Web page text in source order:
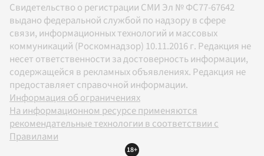
Свидетельство о регистрации СМИ Эл № ФС77-67642
выдано федеральной службой по надзору в сфере
связи, информационных технологий и массовых
коммуникаций (Роскомнадзор) 10.11.2016 г. Редакция не
несет ответственности за достоверность информации,
содержащейся в рекламных объявлениях. Редакция не
предоставляет справочной информации.
Информация об ограничениях
На информационном ресурсе применяются
рекомендательные технологии в соответствии с
Правилами
18+